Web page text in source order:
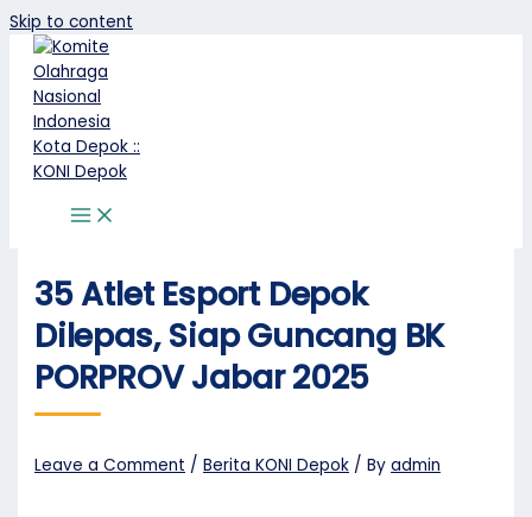
Skip to content
35 Atlet Esport Depok
Dilepas, Siap Guncang BK
PORPROV Jabar 2025
Leave a Comment /Berita KONI Depok / Byadmin